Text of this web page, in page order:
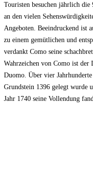
Touristen besuchen jährlich
an den vielen
Angeboten. Beeindruckend ist
zu einem gemütlichen und
verdankt Como seine
Wahrzeichen von Como ist
Duomo. Über vier Jahrhunderte
Grundstein 1396 gelegt wurde
Jahr 1740 seine Vollendung fand.